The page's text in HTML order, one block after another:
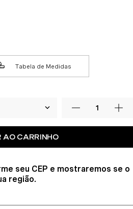
Tabela de Medidas
AO CARRINHO
seu CEP e mostraremos se o
região.